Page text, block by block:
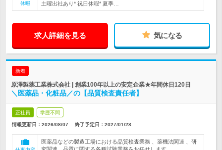
休暇
土曜出社あり* 祝日休暇* 夏季…
求人詳細を見る 気になる
新着
原澤製薬工業株式会社 | 創業100年以上の安定企業★年間休日120日
＼医薬品・化粧品／の【品質検査責任者】
正社員 学歴不問
情報更新日：2026/08/07 終了予定日： 2027/01/28
医薬品などの製造工場における品質検査業務 、薬機法関連 、研